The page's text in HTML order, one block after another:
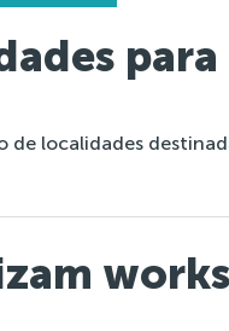
para
localidades